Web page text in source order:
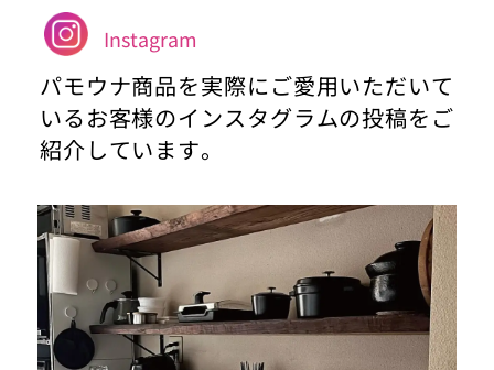
Instagram
パモウナ商品を実際にご愛用いただいて
いるお客様のインスタグラムの投稿をご
紹介しています。